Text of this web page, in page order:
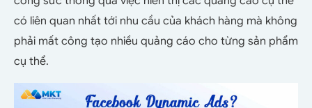
có liên quan nhất tới nhu cầu của khách hàng mà không
phải mất công tạo nhiều quảng cáo cho từng sản phẩm
cụ thể.